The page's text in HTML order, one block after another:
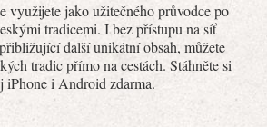
využijete jako užitečného průvodce po
tradicemi. I bez přístupu na síť
další unikátní obsah, můžete
tradic přímo na cestách. Stáhněte si
iPhone i Android zdarma.